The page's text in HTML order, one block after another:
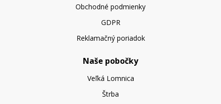
Obchodné podmienky
GDPR
Reklamačný poriadok
Naše pobočky
Veľká Lomnica
Štrba